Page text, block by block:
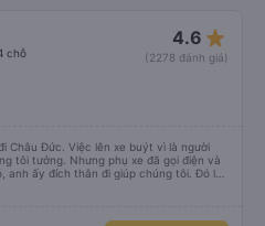
chỗ
4.6 star_rate
(2278 đánh giá)
Châu Đức. Việc lên xe buýt vì là người
tôi tưởng. Nhưng phụ xe đã gọi điện và
anh ấy đích thân đi giúp chúng tôi. Đó là
đứa trẻ nhỏ khá thú vị. Chúng tôi không